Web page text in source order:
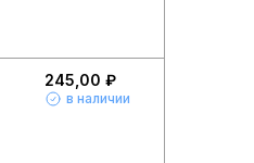
245,00 ₽
в наличии